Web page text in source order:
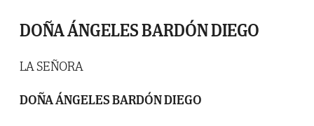
DOÑA ÁNGELES BARDÓN DIEGO
LA SEÑORA
DOÑA ÁNGELES BARDÓN DIEGO